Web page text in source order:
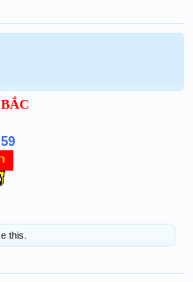
this.